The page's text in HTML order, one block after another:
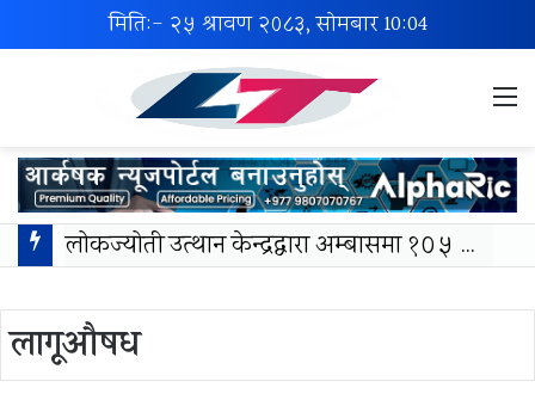
मिति:- २५ श्रावण २०८३, सोमबार10:04
लोकज्योती उत्थान केन्द्रद्वारा अम्बासमा १०५ विपन्न विद्यार्थीलाई शैक्षिक तथा खेलकुद सामग्री वितरण
लागूऔषध